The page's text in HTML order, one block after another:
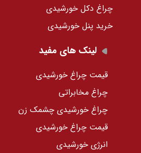
چراغ دکل خورشیدی
خرید پنل خورشیدی
لینک های مفید
قیمت چراغ خورشیدی
چراغ مخابراتی
چراغ خورشیدی چشمک زن
قیمت چراغ خورشیدی
انرژی خورشیدی